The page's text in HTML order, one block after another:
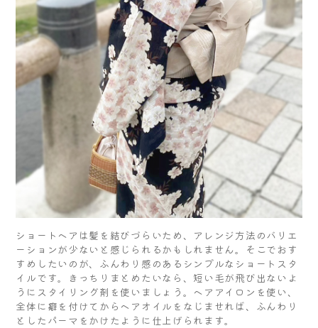
ショートヘアは髪を結びづらいため、アレンジ方法のバリエ
ーションが少ないと感じられるかもしれません。そこでおす
すめしたいのが、ふんわり感のあるシンプルなショートスタ
イルです。きっちりまとめたいなら、短い毛が飛び出ないよ
うにスタイリング剤を使いましょう。ヘアアイロンを使い、
全体に癖を付けてからヘアオイルをなじませれば、ふんわり
としたパーマをかけたように仕上げられます。